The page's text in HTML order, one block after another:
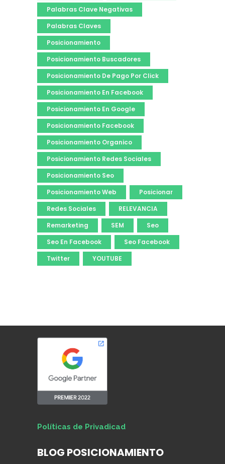
Palabras Clave Negativas
Palabras Claves
Posicionamiento
Posicionamiento Buscadores
Posicionamiento De Pago Por Click
Posicionamiento En Facebook
Posicionamiento En Google
Posicionamiento Facebook
Posicionamiento Organico
Posicionamiento Redes Sociales
Posicionamiento Seo
Posicionamiento Web
Posicionar
Redes Sociales
RELEVANCIA
Remarketing
SEM
Seo
Seo En Facebook
Seo Facebook
Twitter
YOUTUBE
Políticas de Privadicad
BLOG POSICIONAMIENTO